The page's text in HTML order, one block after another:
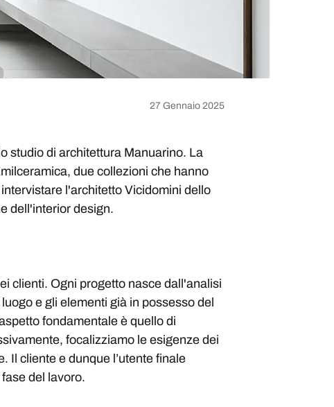
27 Gennaio 2025
studio di architettura Manuarino. La
due collezioni che hanno
l'architetto Vicidomini dello
dell'interior design.
clienti. Ogni progetto nasce dall'analisi
e gli elementi già in possesso del
fondamentale è quello di
focalizziamo le esigenze dei
Il cliente e dunque l’utente finale
del lavoro.